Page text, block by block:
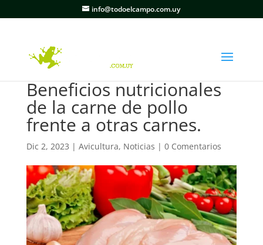
info@todoelcampo.com.uy
Beneficios nutricionales
de la carne de pollo
frente a otras carnes.
Dic 2, 2023 | Avicultura, Noticias | 0 Comentarios